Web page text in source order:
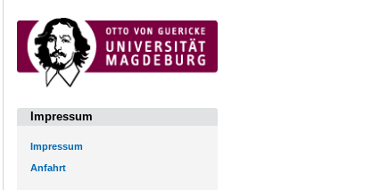
Impressum
Impressum
Anfahrt